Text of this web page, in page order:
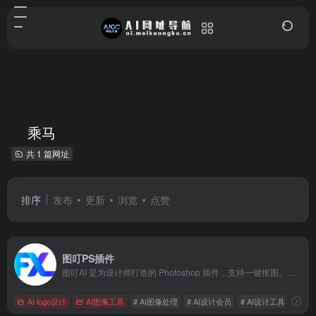
乘马
共 1 篇网址
排序 发布 更新 浏览 点赞
图叮PS插件
AI logo设计 AI图像工具 # AI图像处理 # AI设计会员 # AI设计工具